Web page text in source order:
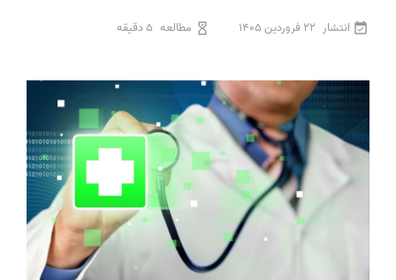
انتشار 22 فروردین 1405 مطالعه 5 دقیقه